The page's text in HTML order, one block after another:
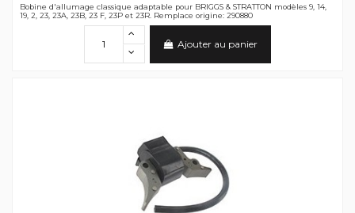
Bobine d'allumage classique adaptable pour BRIGGS & STRATTON modèles 9, 14,
19, 2, 23, 23A, 23B, 23 F, 23P et 23R. Remplace origine: 290880
Ajouter au panier